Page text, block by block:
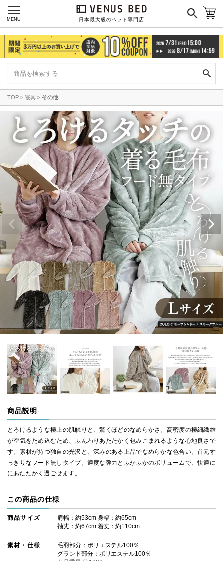
日本最大級のベッド専門店
MENU
TOP 寝具 その他
商品説明
とろけるような極上の肌触りと、驚くほどのなめらかさ。高密度の極細繊維
が空気をため込むため、ふんわりあたたかく包みこまれるような心地良さで
す。素材が持つ独自の光沢と、深みのある上品でなめらかな色合い。首元す
っきりなフード無しタイプ。適度な弾力とふかふかのボリュームで、快適に
にあたたかく過ごせます。
この商品の仕様
商品サイズ
肩幅：約53cm 身幅：約65cm
袖丈：約67cm 着丈：約110cm
素材・仕様
毛羽部分：ポリエステル100％
グランド部分：ポリエステル100％